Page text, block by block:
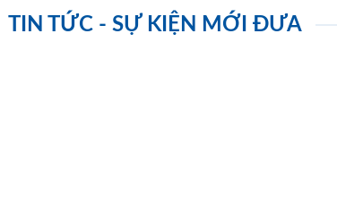
TIN TỨC - SỰ KIỆN MỚI ĐƯA